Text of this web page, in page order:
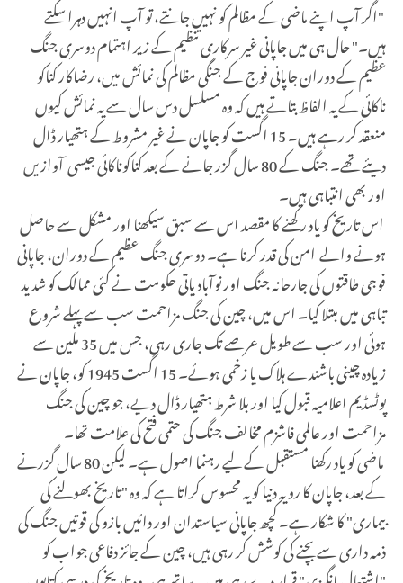
"اگر آپ اپنے ماضی کے مظالم کو نہیں جانتے، تو آپ انہیں دہرا سکتے
ہیں۔" حال ہی میں جاپانی غیر سرکاری تنظیم کے زیر اہتمام دوسری جنگ
عظیم کے دوران جاپانی فوج کے جنگی مظالم کی نمائش میں، رضاکار کناکو
ناکائی کے یہ الفاظ بتاتے ہیں کہ وہ مسلسل دس سال سے یہ نمائش کیوں
منعقد کر رہے ہیں۔ 15 اگست کو جاپان نے غیر مشروط کے ہتھیار ڈال
دیئے تھے۔ جنگ کے 80 سال گزر جانے کے بعد کناکوناکائی جیسی آوازیں
اور بھی انتباہی ہیں۔
اس تاریخ کو یاد رکھنے کا مقصد اس سے سبق سیکھنا اور مشکل سے حاصل
ہونے والے امن کی قدر کرنا ہے۔ دوسری جنگ عظیم کے دوران، جاپانی
فوجی طاقتوں کی جارحانہ جنگ اور نوآبادیاتی حکومت نے کئی ممالک کو شدید
تباہی میں مبتلا کیا۔ اس میں، چین کی جنگ مزاحمت سب سے پہلے شروع
ہوئی اور سب سے طویل عرصے تک جاری رہی، جس میں 35 ملین سے
زیادہ چینی باشندے ہلاک یا زخمی ہوئے۔ 15 اگست 1945 کو، جاپان نے
پوٹسڈیم اعلامیہ قبول کیا اور بلا شرط ہتھیار ڈال دیے، جو چین کی جنگ
مزاحمت اور عالمی فاشزم مخالف جنگ کی حتمی فتح کی علامت تھا۔
ماضی کو یاد رکھنا مستقبل کے لیے رہنما اصول ہے۔ لیکن 80 سال گزرنے
کے بعد، جاپان کا رویہ دنیا کو یہ محسوس کراتا ہے کہ وہ "تاریخ بھولنے کی
بیماری" کا شکار ہے۔ کچھ جاپانی سیاستدان اور دائیں بازو کی قوتیں جنگ کی
ذمہ داری سے بچنے کی کوشش کر رہی ہیں، چین کے جائز دفاعی جواب کو